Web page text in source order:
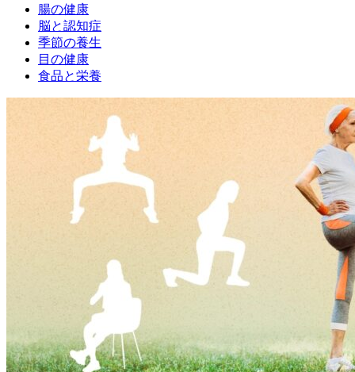
腸の健康
脳と認知症
季節の養生
目の健康
食品と栄養